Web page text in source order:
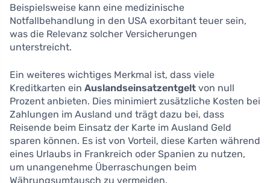
Beispielsweise kann eine medizinische
Notfallbehandlung in den USA exorbitant teuer sein,
was die Relevanz solcher Versicherungen
unterstreicht.
Ein weiteres wichtiges Merkmal ist, dass viele
Kreditkarten ein Auslandseinsatzentgelt von null
Prozent anbieten. Dies minimiert zusätzliche Kosten bei
Zahlungen im Ausland und trägt dazu bei, dass
Reisende beim Einsatz der Karte im Ausland Geld
sparen können. Es ist von Vorteil, diese Karten während
eines Urlaubs in Frankreich oder Spanien zu nutzen,
um unangenehme Überraschungen beim
Währungsumtausch zu vermeiden.